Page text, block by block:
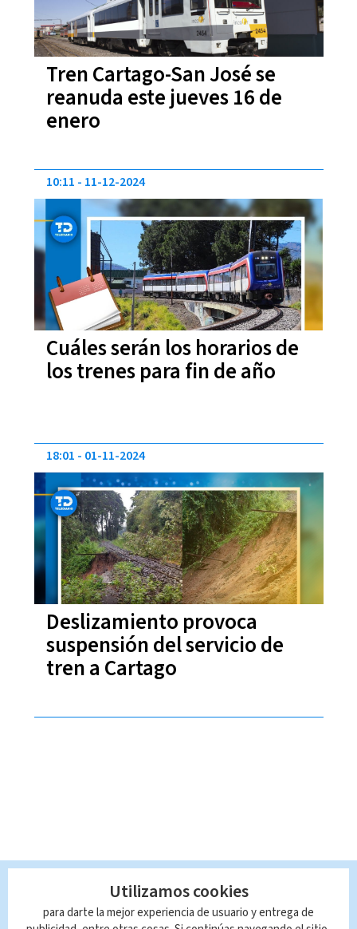
Tren Cartago-San José se
reanuda este jueves 16 de
enero
Cuáles serán los horarios de
los trenes para fin de año
10:11 11-12-2024
Deslizamiento provoca
suspensión del servicio de
tren a Cartago
18:01 01-11-2024
Utilizamos cookies
para darte la mejor experiencia de usuario y entrega de